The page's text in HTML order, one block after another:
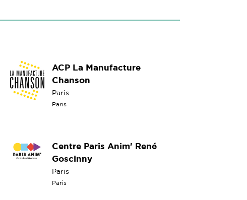
ACP La Manufacture
Chanson
Paris
Paris
Centre Paris Anim' René
Goscinny
Paris
Paris